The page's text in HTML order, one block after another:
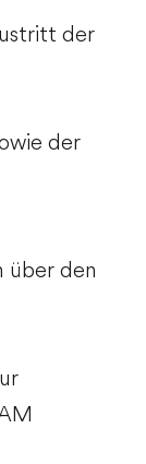
der
der
über den